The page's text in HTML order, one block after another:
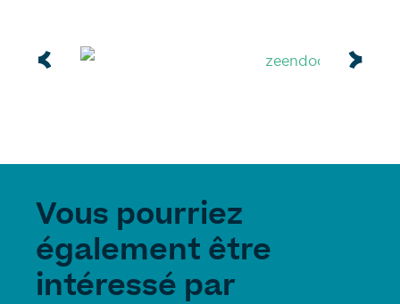
Vous pourriez
également être
intéressé par